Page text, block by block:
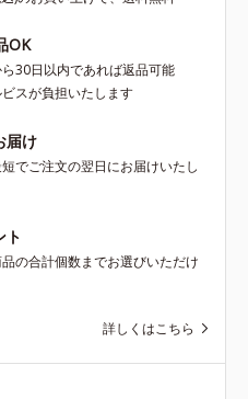
OK
30日以内であれば返品可能
スが負担いたします
届け
でご注文の翌日にお届けいたし
ト
の合計個数までお選びいただけ
詳しくはこちら